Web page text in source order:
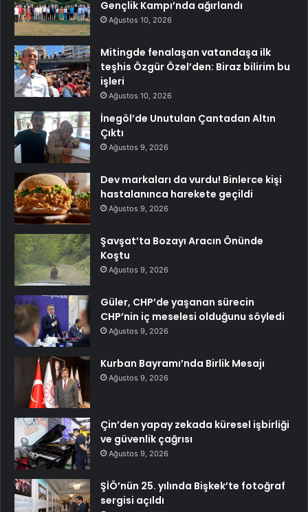
Gençlik Kampı’nda ağırlandı
Ağustos 10, 2026
Mitingde fenalaşan vatandaşa ilk
teşhis Özgür Özel’den: Biraz bilirim bu
işleri
Ağustos 10, 2026
İnegöl’de Unutulan Çantadan Altın
Çıktı
Ağustos 9, 2026
Dev markaları da vurdu! Binlerce kişi
hastalanınca harekete geçildi
Ağustos 9, 2026
Şavşat’ta Bozayı Aracın Önünde
Koştu
Ağustos 9, 2026
Güler, CHP’de yaşanan sürecin
CHP’nin iç meselesi olduğunu söyledi
Ağustos 9, 2026
Kurban Bayramı’nda Birlik Mesajı
Ağustos 9, 2026
Çin’den yapay zekada küresel işbirliği
ve güvenlik çağrısı
Ağustos 9, 2026
ŞİÖ’nün 25. yılında Bişkek’te fotoğraf
sergisi açıldı